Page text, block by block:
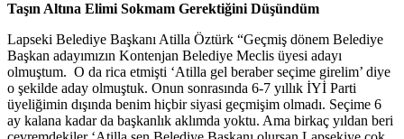
Taşın Altına Elimi Sokmam Gerektiğini Düşündüm
Lapseki Belediye Başkanı Atilla Öztürk “Geçmiş dönem Belediye
Başkan adayımızın Kontenjan Belediye Meclis üyesi adayı
olmuştum. O da rica etmişti ‘Atilla gel beraber seçime girelim’ diye
o şekilde aday olmuştuk. Onun sonrasında 6-7 yıllık İYİ Parti
üyeliğimin dışında benim hiçbir siyasi geçmişim olmadı. Seçime 6
ay kalana kadar da başkanlık aklımda yoktu. Ama birkaç yıldan beri